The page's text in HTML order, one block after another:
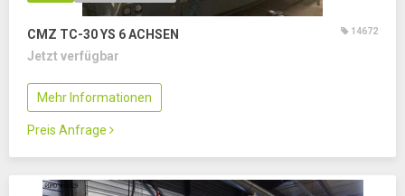
CMZ TC-30 YS 6 ACHSEN 14672
Jetzt verfügbar
Mehr Informationen
Preis Anfrage